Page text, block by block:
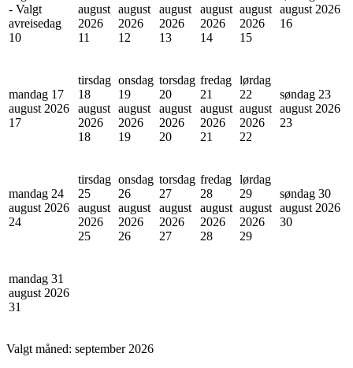
- Valgt
avreisedag
10
august
2026
11
august
2026
12
august
2026
13
august
2026
14
august
2026
15
august 2026
16
mandag 17
august 2026
17
tirsdag
18
august
2026
18
onsdag
19
august
2026
19
torsdag
20
august
2026
20
fredag
21
august
2026
21
lørdag
22
august
2026
22
søndag 23
august 2026
23
mandag 24
august 2026
24
tirsdag
25
august
2026
25
onsdag
26
august
2026
26
torsdag
27
august
2026
27
fredag
28
august
2026
28
lørdag
29
august
2026
29
søndag 30
august 2026
30
mandag 31
august 2026
31
Valgt måned: september 2026